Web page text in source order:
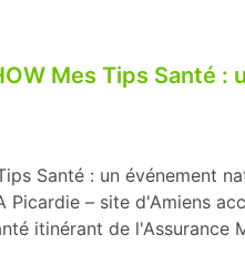
Mes Tips Santé :
Santé : un événement
– site d'Amiens
itinérant de l'Assurance